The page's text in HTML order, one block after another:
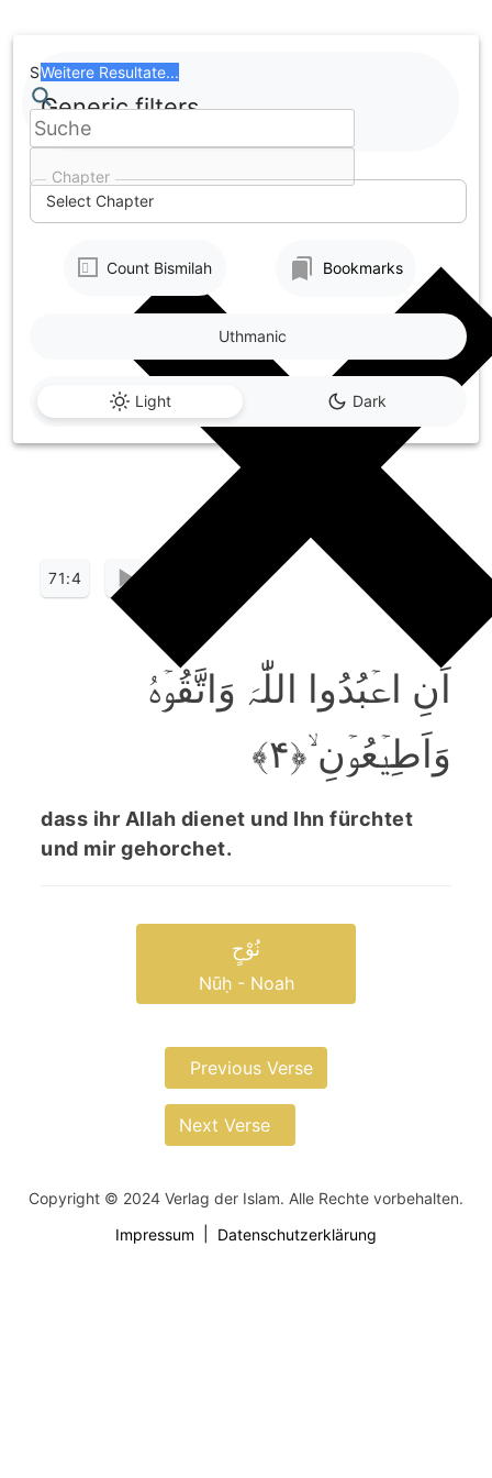
to
content
Chapter
Select Chapter
Search
Weitere Resultate...
Generic filters
Count Bismilah Bookmarks
Light Dark
Uthmanic
71:4
اَنِ اعۡبُدُوا اللّٰہَ وَاتَّقُوۡہُ
وَاَطِیۡعُوۡنِ ۙ﴿۴﴾
dass ihr Allah dienet und Ihn fürchtet
und mir gehorchet.
نُوْحٍ
Nūḥ - Noah
Previous Verse
Next Verse
Copyright © 2024 Verlag der Islam. Alle Rechte vorbehalten.
Impressum
Datenschutzerklärung